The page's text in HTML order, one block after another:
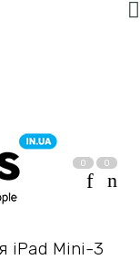
0 0
iPad Mini-3